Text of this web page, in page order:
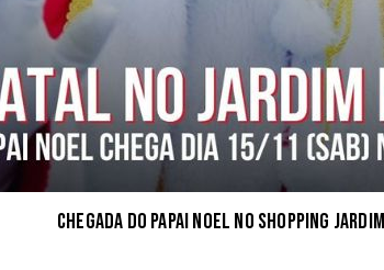
Chegada do Papai Noel no Shopping